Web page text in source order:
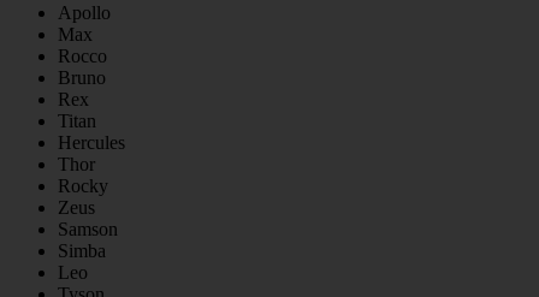
Apollo
Max
Rocco
Bruno
Rex
Titan
Hercules
Thor
Rocky
Zeus
Samson
Simba
Leo